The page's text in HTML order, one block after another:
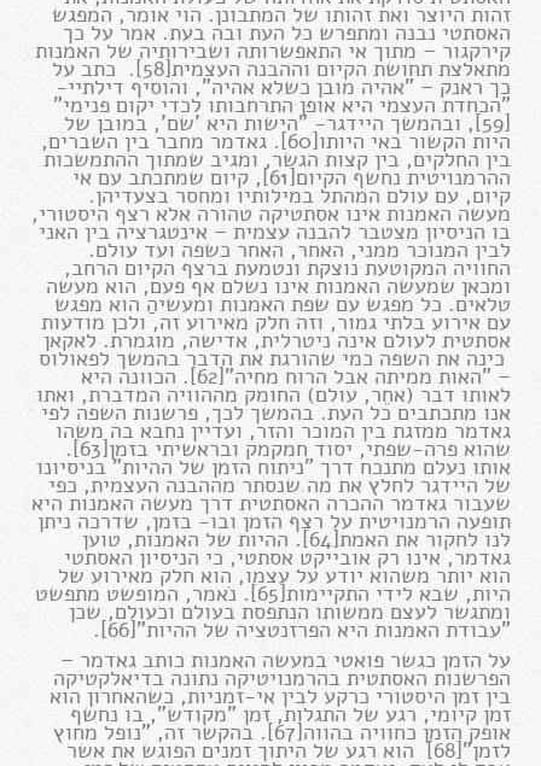
זהות היוצר ואת זהותו של המתבונן. הוי אומר, המפגש
האסתטי נבנה ומתפרש כל העת ובה בעת. אמר על כך
קירקגור – מתוך אי התאפשרותה ושבירותיה של האמנות
מתאלצת תחושת הקיום וההבנה העצמית[58]. כתב על
כך ראנק – "אהיה מובן כשלא אהיה", והוסיף דילתיי-
"הכחדת העצמי היא אופן התרחבותו לכדי יקום פנימי"
[59], ובהמשך היידגר- "הישות היא 'שם', במובן של
היות הקשור באי היותו[60]. גאדמר מחבר בין השברים,
בין החלקים, בין קצות הגשר, ומגיב שמתוך ההתמשכות
ההרמנויטית נחשף הקיום[61], קיום שמתכתב עם אי
קיום, עם עולם המהתל במילותיו ומחסר בצעדיהן.
מעשה האמנות אינו אסתטיקה טהורה אלא רצף היסטורי,
בו הניסיון מצטבר להבנה עצמית – אינטגרציה בין האני
לבין המנוכר ממני, האחר, האחר כשפה ועד עולם.
החוויה המקוטעת נוצקת ונטמעת ברצף הקיום הרחב,
ומכאן שמעשה האמנות אינו נשלם אף פעם, הוא מעשה
טלאים. כל מפגש עם שפת האמנות ומעשיהַ הוא מפגש
עם אירוע בלתי גמור, וזה חלק מאירוע זה, ולכן מודעות
אסתטית לעולם אינה ניטרלית, אדישה, מוגמרת. לאקאן
כינה את השפה כמי שהורגת את הדבר בהמשך לפאולוס
– "האות ממיתה אבל הרוח מחיה"[62]. הכוונה היא
לאותו דבר (אחֵר, עולם) החומק מההוויה המדברת, ואתו
אנו מתכתבים כל העת. בהמשך לכך, פרשנות השפה לפי
גאדמר ממזגת בין המוכר והזר, ועדיין נחבא בה משהו
שהוא פרה-שפתי, יסוד חמקמק ובראשיתי בזמן[63].
אותו נעלם מתנכח דרך "ניתוח הזמן של ההיות" בניסיונו
של היידגר לחלץ את מה שנסתר מההבנה העצמית, כפי
שעבור גאדמר ההכרה האסתטית דרך מעשה האמנות היא
תופעה הרמנויטית על רצף הזמן ובו- בזמן, שדרכה ניתן
לנו לחקור את האמת[64]. ההיות של האמנות, טוען
גאדמר, אינו רק אובייקט אסתטי, כי הניסיון האסתטי
הוא יותר משהוא יודע על עצמו, הוא חלק מאירוע של
היות, שבא לידי התקיימות[65]. נֹאמר, המופשט מתפשט
ומתגשר לעצם ממשותו הנתפסת בעולם וכעולם, שכן
"עבודת האמנות היא הפרזנטציה של ההיות"[66].
על הזמן כגשר פואטי במעשה האמנות כותב גאדמר –
הפרשנות האסתטית בהרמנויטיקה נתונה בדיאלקטיקה
בין זמן היסטורי כרקע לבין אי-זמניות, כשהאחרון הוא
זמן קיומי, רגע של התגלות, זמן "מקודש", בו נחשף
אופק הזמן כחוויה בהווה[67]. בהקשר זה, "נופל מחוץ
לזמן"[68] הוא רגע של היתוך זמנים הפוגש את אשר